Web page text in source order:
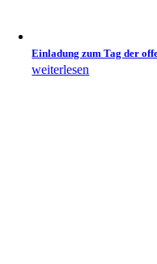
Einladung zum Tag der
weiterlesen